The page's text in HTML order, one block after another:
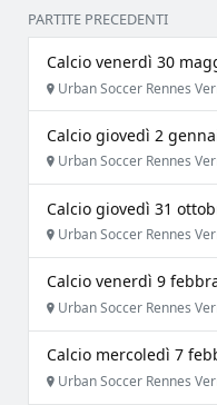
PARTITE PRECEDENTI
Calcio venerdì 30
Urban Soccer Rennes
Calcio giovedì 2
Urban Soccer Rennes
Calcio giovedì 31
Urban Soccer Rennes
Calcio venerdì 9
Urban Soccer Rennes
Calcio mercoledì 7
Urban Soccer Rennes